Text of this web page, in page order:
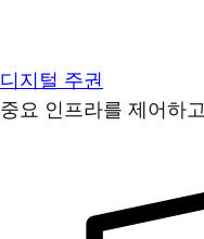
디지털 주권
중요 인프라를 제어하